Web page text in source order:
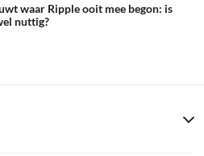
waar Ripple ooit mee begon: is
nuttig?